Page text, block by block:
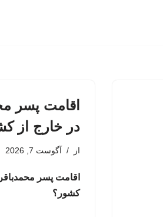
اقامت پسر
در خارج از
از آگوست 7, 2026
اقامت پسر
کشور؟